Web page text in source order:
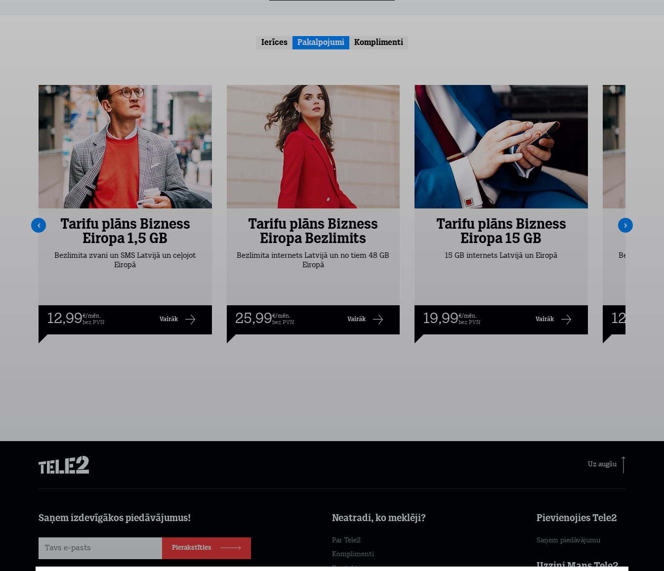
Ierīces Pakalpojumi Komplimenti
Tarifu plāns Bizness
Eiropa 1,5 GB
Bezlimita zvani un SMS Latvijā un ceļojot
Eiropā
12,99€/mēn.
bez PVN
Vairāk
Tarifu plāns Bizness
Eiropa Bezlimits
Bezlimita internets Latvijā un no tiem 48 GB
Eiropā
25,99€/mēn.
bez PVN
Vairāk
Tarifu plāns Bizness
Eiropa 15 GB
15 GB internets Latvijā un Eiropā
19,99€/mēn.
bez PVN
Vairāk
Bezlimita
12,99
Uz augšu
Saņem izdevīgākos piedāvājumus!
Pierakstīties
Neatradi, ko meklēji?
Par Tele2
Komplimenti
Kontakti
Pievienojies Tele2
Saņem piedāvājumu
Uzzini Mans Tele2